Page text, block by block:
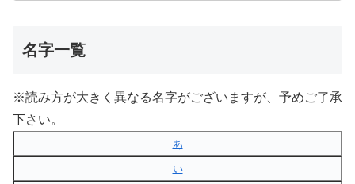
名字一覧
※読み方が大きく異なる名字がございますが、予めご了承
下さい。
あ
い